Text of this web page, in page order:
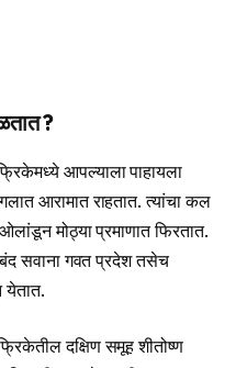
?
आपल्याला पाहायला
आरामात राहतात. त्यांचा कल
मोठ्या प्रमाणात फिरतात.
सवाना गवत प्रदेश तसेच
येतात.
दक्षिण समूह शीतोष्ण